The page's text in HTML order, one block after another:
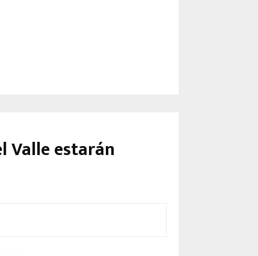
Valle estarán